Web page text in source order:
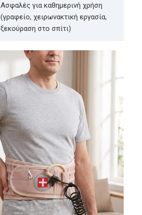
Ασφαλές για καθημερινή χρήση
(γραφείο, χειρωνακτική εργασία,
ξεκούραση στο σπίτι)